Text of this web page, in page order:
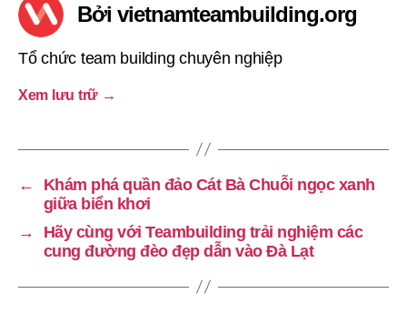
Bởi vietnamteambuilding.org
Tổ chức team building chuyên nghiệp
Xem lưu trữ →
←
Khám phá quần đảo Cát Bà Chuỗi ngọc xanh
giữa biển khơi
→
Hãy cùng với Teambuilding trải nghiệm các
cung đường đèo đẹp dẫn vào Đà Lạt